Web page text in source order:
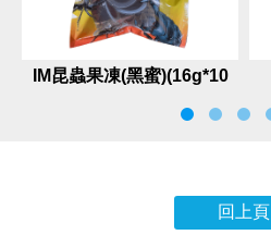
IM昆蟲果凍(黑蜜)(16g*10
回上頁